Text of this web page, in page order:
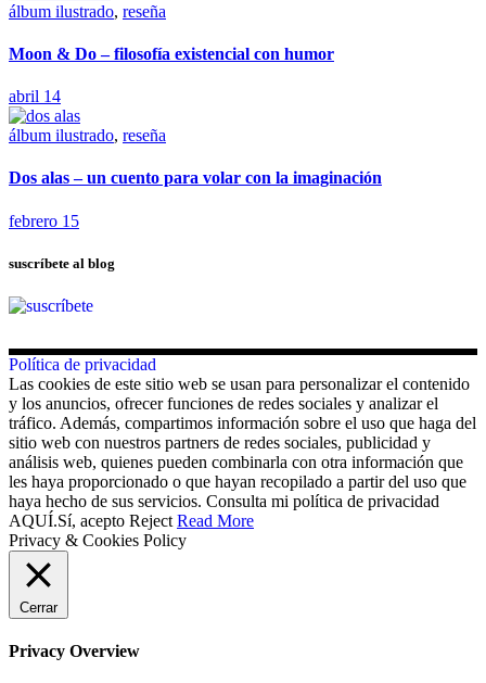
álbum ilustrado, reseña
Moon & Do – filosofía existencial con humor
abril 14
álbum ilustrado, reseña
Dos alas – un cuento para volar con la imaginación
febrero 15
suscríbete al blog
Política de privacidad
Las cookies de este sitio web se usan para personalizar el contenido
y los anuncios, ofrecer funciones de redes sociales y analizar el
tráfico. Además, compartimos información sobre el uso que haga del
sitio web con nuestros partners de redes sociales, publicidad y
análisis web, quienes pueden combinarla con otra información que
les haya proporcionado o que hayan recopilado a partir del uso que
haya hecho de sus servicios. Consulta mi política de privacidad
AQUÍ.Sí, acepto Reject Read More
Privacy & Cookies Policy
Cerrar
Privacy Overview